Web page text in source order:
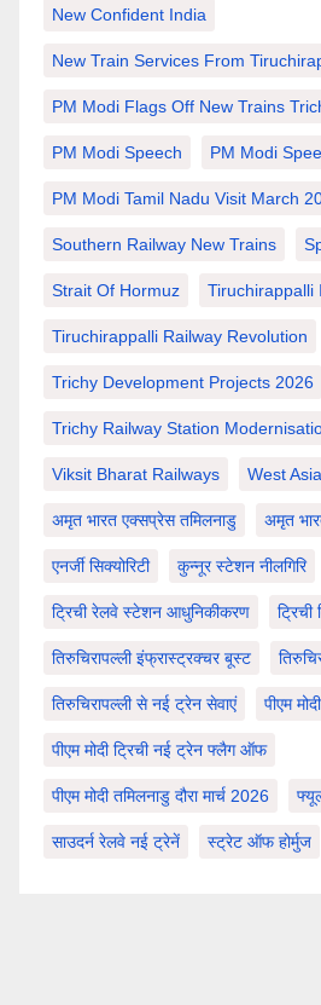
New Confident India
New Train Services From
PM Modi Flags Off New Trains
PM Modi Speech PM Modi
PM Modi Tamil Nadu Visit March
Southern Railway New Trains
Strait Of Hormuz Tiruchirappalli
Tiruchirappalli Railway Revolution
Trichy Development Projects 2026
Trichy Railway Station
Viksit Bharat Railways West
अमृत भारत एक्सप्रेस तमिलनाडु अमृत
एनर्जी सिक्योरिटी कुन्नूर स्टेशन नीलगिरि
ट्रिची रेलवे स्टेशन आधुनिकीकरण ट्रिची
तिरुचिरापल्ली इंफ्रास्ट्रक्चर बूस्ट
तिरुचिरापल्ली से नई ट्रेन सेवाएं पीएम मोदी
पीएम मोदी ट्रिची नई ट्रेन फ्लैग ऑफ
पीएम मोदी तमिलनाडु दौरा मार्च 2026
साउदर्न रेलवे नई ट्रेनें स्ट्रेट ऑफ होर्मुज